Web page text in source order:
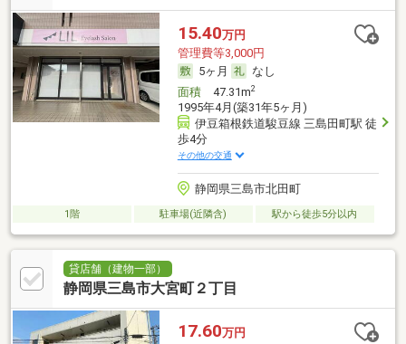
15.40万円
管理費等3,000円
5ヶ月
なし
面積47.31m2
1995年4月(築31年5ヶ月)
伊豆箱根鉄道駿豆線 三島田町駅 徒
歩4分
その他の交通
静岡県三島市北田町
1階 駐車場(近隣含) 駅から徒歩5分以内
貸店舗（建物一部）
静岡県三島市大宮町２丁目
17.60万円